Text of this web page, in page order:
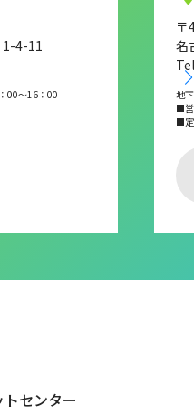
1-4-11
00～16：00
〒
名
地
■営
■
センター